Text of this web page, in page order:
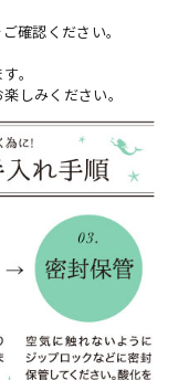
ご確認ください。
。
しみください。